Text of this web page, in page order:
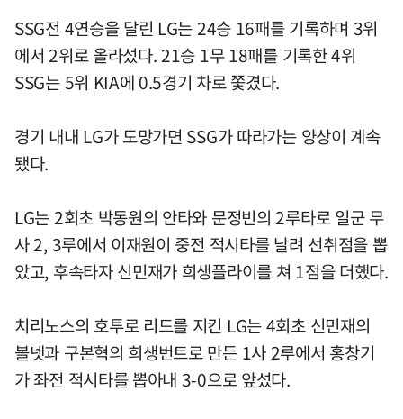
SSG전 4연승을 달린 LG는 24승 16패를 기록하며 3위
에서 2위로 올라섰다. 21승 1무 18패를 기록한 4위
SSG는 5위 KIA에 0.5경기 차로 쫓겼다.
경기 내내 LG가 도망가면 SSG가 따라가는 양상이 계속
됐다.
LG는 2회초 박동원의 안타와 문정빈의 2루타로 일군 무
사 2, 3루에서 이재원이 중전 적시타를 날려 선취점을 뽑
았고, 후속타자 신민재가 희생플라이를 쳐 1점을 더했다.
치리노스의 호투로 리드를 지킨 LG는 4회초 신민재의
볼넷과 구본혁의 희생번트로 만든 1사 2루에서 홍창기
가 좌전 적시타를 뽑아내 3-0으로 앞섰다.